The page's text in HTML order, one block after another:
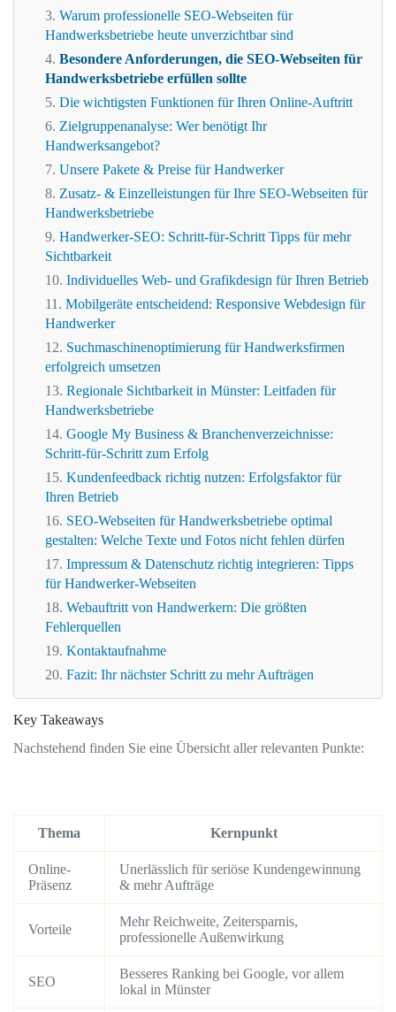
Warum professionelle SEO-Webseiten für
Handwerksbetriebe heute unverzichtbar sind
Besondere Anforderungen, die SEO-Webseiten für
Handwerksbetriebe erfüllen sollte
Die wichtigsten Funktionen für Ihren Online-Auftritt
Zielgruppenanalyse: Wer benötigt Ihr
Handwerksangebot?
Unsere Pakete & Preise für Handwerker
Zusatz- & Einzelleistungen für Ihre SEO-Webseiten für
Handwerksbetriebe
Handwerker-SEO: Schritt-für-Schritt Tipps für mehr
Sichtbarkeit
Individuelles Web- und Grafikdesign für Ihren Betrieb
Mobilgeräte entscheidend: Responsive Webdesign für
Handwerker
Suchmaschinenoptimierung für Handwerksfirmen
erfolgreich umsetzen
Regionale Sichtbarkeit in Münster: Leitfaden für
Handwerksbetriebe
Google My Business & Branchenverzeichnisse:
Schritt-für-Schritt zum Erfolg
Kundenfeedback richtig nutzen: Erfolgsfaktor für
Ihren Betrieb
SEO-Webseiten für Handwerksbetriebe optimal
gestalten: Welche Texte und Fotos nicht fehlen dürfen
Impressum & Datenschutz richtig integrieren: Tipps
für Handwerker-Webseiten
Webauftritt von Handwerkern: Die größten
Fehlerquellen
Kontaktaufnahme
Fazit: Ihr nächster Schritt zu mehr Aufträgen
Key Takeaways
Nachstehend finden Sie eine Übersicht aller relevanten Punkte:
Thema Kernpunkt
Online-
Präsenz
Unerlässlich für seriöse Kundengewinnung
& mehr Aufträge
Vorteile
Mehr Reichweite, Zeitersparnis,
professionelle Außenwirkung
SEO
Besseres Ranking bei Google, vor allem
lokal in Münster